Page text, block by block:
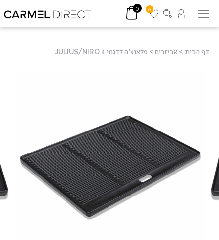
0
0
דף הבית > אביזרים > פלאנצ'ה לדגמי JULIUS/NIRO 4